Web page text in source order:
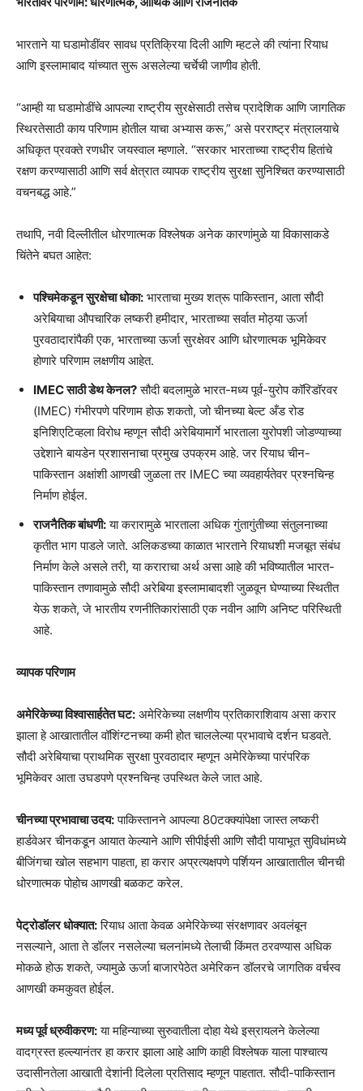
भारताने या घडामोडींवर सावध प्रतिक्रिया दिली आणि म्हटले की त्यांना रियाध
आणि इस्लामाबाद यांच्यात सुरू असलेल्या चर्चेची जाणीव होती.
“आम्ही या घडामोडींचे आपल्या राष्ट्रीय सुरक्षेसाठी तसेच प्रादेशिक आणि जागतिक
स्थिरतेसाठी काय परिणाम होतील याचा अभ्यास करू,” असे परराष्ट्र मंत्रालयाचे
अधिकृत प्रवक्ते रणधीर जयस्वाल म्हणाले. “सरकार भारताच्या राष्ट्रीय हितांचे
रक्षण करण्यासाठी आणि सर्व क्षेत्रात व्यापक राष्ट्रीय सुरक्षा सुनिश्चित करण्यासाठी
वचनबद्ध आहे.”
तथापि, नवी दिल्लीतील धोरणात्मक विश्लेषक अनेक कारणांमुळे या विकासाकडे
चिंतेने बघत आहेत:
पश्चिमेकडून सुरक्षेचा धोका: भारताचा मुख्य शत्रू पाकिस्तान, आता सौदी
अरेबियाचा औपचारिक लष्करी हमीदार, भारताच्या सर्वात मोठ्या ऊर्जा
पुरवठादारांपैकी एक, भारताच्या ऊर्जा सुरक्षेवर आणि धोरणात्मक भूमिकेवर
होणारे परिणाम लक्षणीय आहेत.
IMEC साठी डेथ केनल?सौदी बदलामुळे भारत-मध्य पूर्व-युरोप कॉरिडॉरवर
(IMEC) गंभीरपणे परिणाम होऊ शकतो, जो चीनच्या बेल्ट अँड रोड
इनिशिएटिव्हला विरोध म्हणून सौदी अरेबियामार्गे भारताला युरोपशी जोडण्याच्या
उद्देशाने बायडेन प्रशासनाचा प्रमुख उपक्रम आहे. जर रियाध चीन-
पाकिस्तान अक्षांशी आणखी जुळला तर IMEC च्या व्यवहार्यतेवर प्रश्नचिन्ह
निर्माण होईल.
राजनैतिक बांधणी:या करारामुळे भारताला अधिक गुंतागुंतीच्या संतुलनाच्या
कृतीत भाग पाडले जाते. अलिकडच्या काळात भारताने रियाधशी मजबूत संबंध
निर्माण केले असले तरी, या कराराचा अर्थ असा आहे की भविष्यातील भारत-
पाकिस्तान तणावामुळे सौदी अरेबिया इस्लामाबादशी जुळवून घेण्याच्या स्थितीत
येऊ शकते, जे भारतीय रणनीतिकारांसाठी एक नवीन आणि अनिष्ट परिस्थिती
आहे.
व्यापक परिणाम
अमेरिकेच्या विश्वासार्हतेत घट: अमेरिकेच्या लक्षणीय प्रतिकाराशिवाय असा करार
झाला हे आखातातील वॉशिंग्टनच्या कमी होत चाललेल्या प्रभावाचे दर्शन घडवते.
सौदी अरेबियाचा प्राथमिक सुरक्षा पुरवठादार म्हणून अमेरिकेच्या पारंपरिक
भूमिकेवर आता उघडपणे प्रश्नचिन्ह उपस्थित केले जात आहे.
चीनच्या प्रभावाचा उदय:पाकिस्तानने आपल्या 80टक्क्यांपेक्षा जास्त लष्करी
हार्डवेअर चीनकडून आयात केल्याने आणि सीपीईसी आणि सौदी पायाभूत सुविधांमध्ये
बीजिंगचा खोल सहभाग पाहता, हा करार अप्रत्यक्षपणे पर्शियन आखातातील चीनची
धोरणात्मक पोहोच आणखी बळकट करेल.
पेट्रोडॉलर धोक्यात:रियाध आता केवळ अमेरिकेच्या संरक्षणावर अवलंबून
नसल्याने, आता ते डॉलर नसलेल्या चलनांमध्ये तेलाची किंमत ठरवण्यास अधिक
मोकळे होऊ शकते, ज्यामुळे ऊर्जा बाजारपेठेत अमेरिकन डॉलरचे जागतिक वर्चस्व
आणखी कमकुवत होईल.
मध्य पूर्व ध्रुवीकरण:या महिन्याच्या सुरुवातीला दोहा येथे इस्रायलने केलेल्या
वादग्रस्त हल्ल्यानंतर हा करार झाला आहे आणि काही विश्लेषक याला पाश्चात्य
उदासीनतेला आखाती देशांनी दिलेला प्रतिसाद म्हणून पाहतात. सौदी-पाकिस्तान